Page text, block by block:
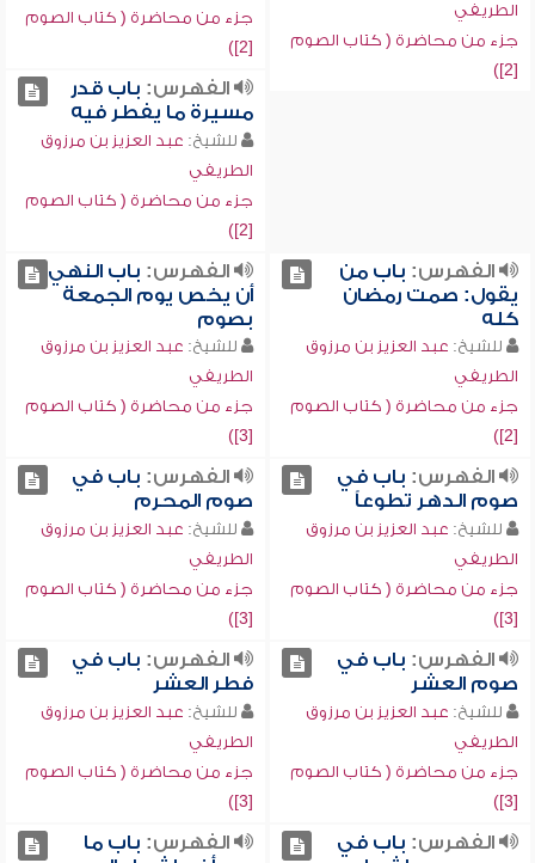
الطريفي
جزء من محاضرة ( كتاب الصوم
[2])
جزء من محاضرة ( كتاب الصوم
[2])
الفهرس: باب قدر
مسيرة ما يفطر فيه
للشيخ: عبد العزيز بن مرزوق
الطريفي
جزء من محاضرة ( كتاب الصوم
[2])
الفهرس: باب من
يقول: صمت رمضان
كله
للشيخ: عبد العزيز بن مرزوق
الطريفي
جزء من محاضرة ( كتاب الصوم
[2])
الفهرس: باب النهي
أن يخص يوم الجمعة
بصوم
للشيخ: عبد العزيز بن مرزوق
الطريفي
جزء من محاضرة ( كتاب الصوم
[3])
الفهرس: باب في
صوم الدهر تطوعاً
للشيخ: عبد العزيز بن مرزوق
الطريفي
جزء من محاضرة ( كتاب الصوم
[3])
الفهرس: باب في
صوم المحرم
للشيخ: عبد العزيز بن مرزوق
الطريفي
جزء من محاضرة ( كتاب الصوم
[3])
الفهرس: باب في
صوم العشر
للشيخ: عبد العزيز بن مرزوق
الطريفي
جزء من محاضرة ( كتاب الصوم
[3])
الفهرس: باب في
فطر العشر
للشيخ: عبد العزيز بن مرزوق
الطريفي
جزء من محاضرة ( كتاب الصوم
[3])
الفهرس: باب في
الفهرس: باب ما